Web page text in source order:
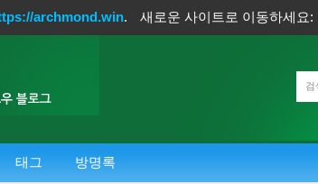
archmond.win. 새로운 사이트로 이동하세요:
태그 방명록